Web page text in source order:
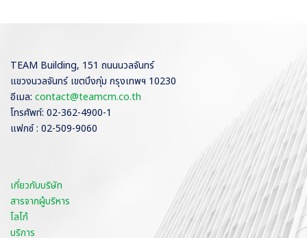
TEAM Building, 151 ถนนนวลจันทร์
แขวงนวลจันทร์ เขตบึงกุ่ม กรุงเทพฯ 10230
อีเมล: contact@teamcm.co.th
โทรศัพท์: 02-362-4900-1
แฟกซ์ : 02-509-9060
เกี่ยวกับบริษัท
สารจากผู้บริหาร
โลโก้
บริการ